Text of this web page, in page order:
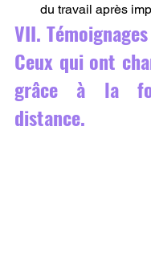
du travail après
VII.
Ceux qui ont
grâce à la
distance.